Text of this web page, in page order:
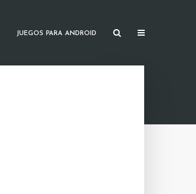
JUEGOS PARA ANDROID